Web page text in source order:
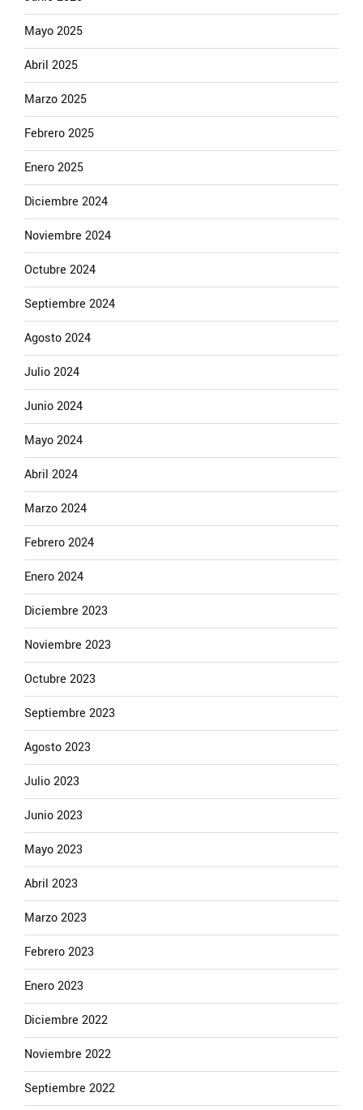
Mayo 2025
Abril 2025
Marzo 2025
Febrero 2025
Enero 2025
Diciembre 2024
Noviembre 2024
Octubre 2024
Septiembre 2024
Agosto 2024
Julio 2024
Junio 2024
Mayo 2024
Abril 2024
Marzo 2024
Febrero 2024
Enero 2024
Diciembre 2023
Noviembre 2023
Octubre 2023
Septiembre 2023
Agosto 2023
Julio 2023
Junio 2023
Mayo 2023
Abril 2023
Marzo 2023
Febrero 2023
Enero 2023
Diciembre 2022
Noviembre 2022
Septiembre 2022